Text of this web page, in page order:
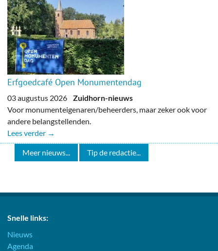
Erfgoedcafé Open Monumentendag
03 augustus 2026 Zuidhorn-nieuws
Voor monumenteigenaren/beheerders, maar zeker ook voor
andere belangstellenden.
Lees verder →
Meer nieuws... Tip de redactie...
Snelle links:
Nieuws
Agenda